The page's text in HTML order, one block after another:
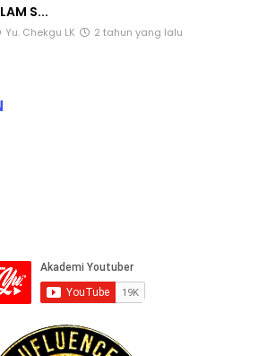
S...
Yu. Chekgu LK 2 tahun yang lalu